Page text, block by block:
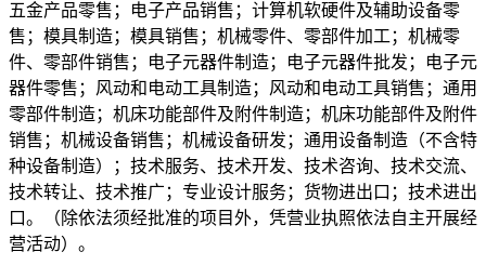
五金产品零售；电子产品销售；计算机软硬件及辅助设备零
售；模具制造；模具销售；机械零件、零部件加工；机械零
件、零部件销售；电子元器件制造；电子元器件批发；电子元
器件零售；风动和电动工具制造；风动和电动工具销售；通用
零部件制造；机床功能部件及附件制造；机床功能部件及附件
销售；机械设备销售；机械设备研发；通用设备制造（不含特
种设备制造）；技术服务、技术开发、技术咨询、技术交流、
技术转让、技术推广；专业设计服务；货物进出口；技术进出
口。（除依法须经批准的项目外，凭营业执照依法自主开展经
营活动）。